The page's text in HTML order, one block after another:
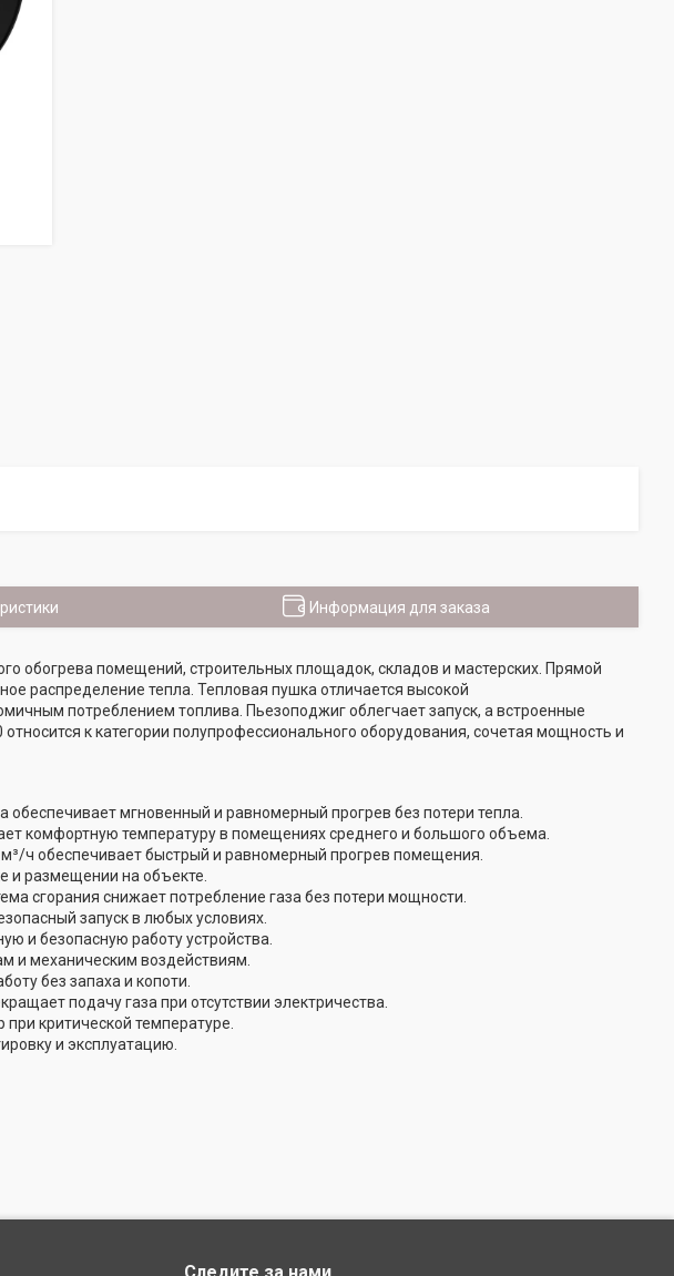
Информация для заказа
обогрева помещений, строительных площадок, складов и мастерских. Прямой
распределение тепла. Тепловая пушка отличается высокой
потреблением топлива. Пьезоподжиг облегчает запуск, а встроенные
к категории полупрофессионального оборудования, сочетая мощность и
обеспечивает мгновенный и равномерный прогрев без потери тепла.
комфортную температуру в помещениях среднего и большого объема.
ч обеспечивает быстрый и равномерный прогрев помещения.
и размещении на объекте.
сгорания снижает потребление газа без потери мощности.
запуск в любых условиях.
и безопасную работу устройства.
и механическим воздействиям.
без запаха и копоти.
подачу газа при отсутствии электричества.
критической температуре.
и эксплуатацию.